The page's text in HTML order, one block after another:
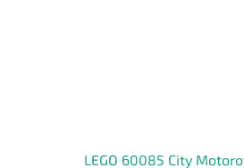
LEGO 60085 City